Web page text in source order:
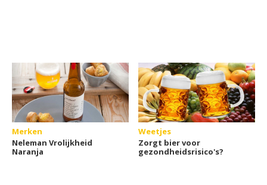
Merken
Neleman Vrolijkheid
Naranja
Weetjes
Zorgt bier voor
gezondheidsrisico's?